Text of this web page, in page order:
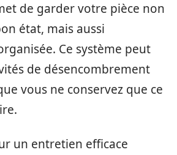
de garder votre pièce non
état, mais aussi
Ce système peut
de désencombrement
vous ne conservez que ce
un entretien efficace